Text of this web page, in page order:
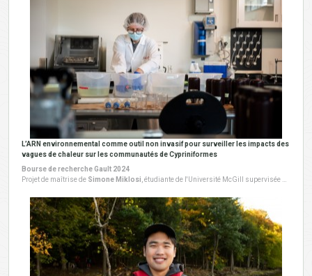
L’ARN environnemental comme outil non invasif pour surveiller les impacts des
vagues de chaleur sur les communautés de Cypriniformes
Bourse de recherche Gault 2024
Projet de maîtrise de Simone Miklosi , étudiante de l'Université McGill supervisée par Melania Cristescu. Ce projet a débuté en 2024.